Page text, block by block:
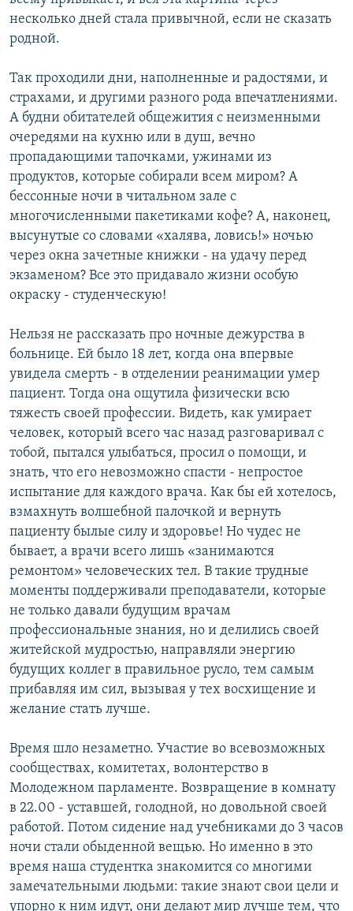
несколько дней стала привычной, если не сказать
родной.
Так проходили дни, наполненные и радостями, и
страхами, и другими разного рода впечатлениями.
А будни обитателей общежития с неизменными
очередями на кухню или в душ, вечно
пропадающими тапочками, ужинами из
продуктов, которые собирали всем миром? А
бессонные ночи в читальном зале с
многочисленными пакетиками кофе? А, наконец,
высунутые со словами «халява, ловись!» ночью
через окна зачетные книжки - на удачу перед
экзаменом? Все это придавало жизни особую
окраску - студенческую!
Нельзя не рассказать про ночные дежурства в
больнице. Ей было 18 лет, когда она впервые
увидела смерть - в отделении реанимации умер
пациент. Тогда она ощутила физически всю
тяжесть своей профессии. Видеть, как умирает
человек, который всего час назад разговаривал с
тобой, пытался улыбаться, просил о помощи, и
знать, что его невозможно спасти - непростое
испытание для каждого врача. Как бы ей хотелось,
взмахнуть волшебной палочкой и вернуть
пациенту былые силу и здоровье! Но чудес не
бывает, а врачи всего лишь «занимаются
ремонтом» человеческих тел. В такие трудные
моменты поддерживали преподаватели, которые
не только давали будущим врачам
профессиональные знания, но и делились своей
житейской мудростью, направляли энергию
будущих коллег в правильное русло, тем самым
прибавляя им сил, вызывая у тех восхищение и
желание стать лучше.
Время шло незаметно. Участие во всевозможных
сообществах, комитетах, волонтерство в
Молодежном парламенте. Возвращение в комнату
в 22.00 - уставшей, голодной, но довольной своей
работой. Потом сидение над учебниками до 3 часов
ночи стали обыденной вещью. Но именно в это
время наша студентка знакомится со многими
замечательными людьми: такие знают свои цели и
упорно к ним идут, они делают мир лучше тем, что